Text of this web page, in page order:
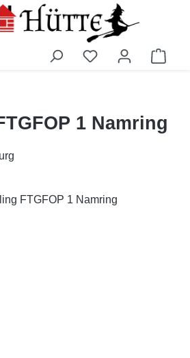
1 Namring